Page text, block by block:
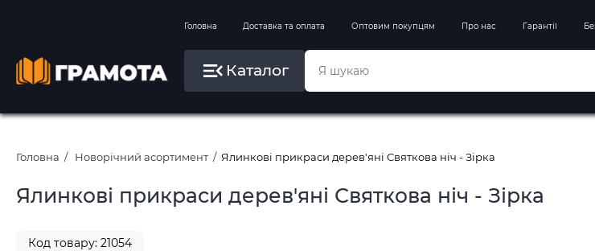
Головна Доставка та оплата Оптовим покупцям Про нас Гарантії
Каталог
Вправи на зимові канікули
Літо, пляж, плавання, басейни
Картини за номерами
Головна Новорічний асортимент Ялинкові прикраси дерев'яні Святкова ніч - Зірка
Ялинкові прикраси дерев'яні Святкова ніч - Зірка
Код товару: 21054